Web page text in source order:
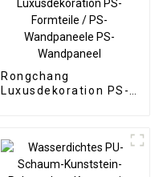
Rongchang
Luxusdekoration PS-